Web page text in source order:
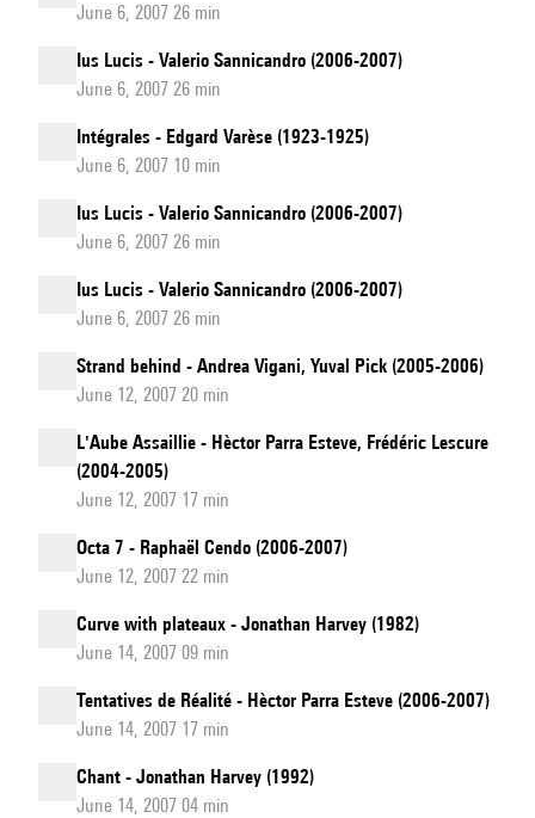
June 6, 2007 26 min
Ius Lucis - Valerio Sannicandro (2006-2007)
June 6, 2007 26 min
Intégrales - Edgard Varèse (1923-1925)
June 6, 2007 10 min
Ius Lucis - Valerio Sannicandro (2006-2007)
June 6, 2007 26 min
Ius Lucis - Valerio Sannicandro (2006-2007)
June 6, 2007 26 min
Strand behind - Andrea Vigani, Yuval Pick (2005-2006)
June 12, 2007 20 min
L'Aube Assaillie - Hèctor Parra Esteve, Frédéric Lescure
(2004-2005)
June 12, 2007 17 min
Octa 7 - Raphaël Cendo (2006-2007)
June 12, 2007 22 min
Curve with plateaux - Jonathan Harvey (1982)
June 14, 2007 09 min
Tentatives de Réalité - Hèctor Parra Esteve (2006-2007)
June 14, 2007 17 min
Chant - Jonathan Harvey (1992)
June 14, 2007 04 min